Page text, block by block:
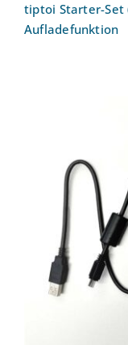
tiptoi Starter-Set
Aufladefunktion
Externes